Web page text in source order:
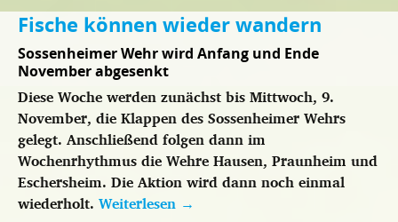
Fische können wieder wandern
Sossenheimer Wehr wird Anfang und Ende
November abgesenkt
Diese Woche werden zunächst bis Mittwoch, 9.
November, die Klappen des Sossenheimer Wehrs
gelegt. Anschließend folgen dann im
Wochenrhythmus die Wehre Hausen, Praunheim und
Eschersheim. Die Aktion wird dann noch einmal
wiederholt. Weiterlesen →